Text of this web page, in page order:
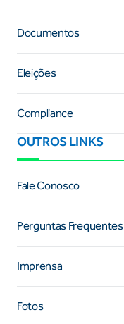
Documentos
Eleições
Compliance
OUTROS LINKS
Fale Conosco
Perguntas Frequentes
Imprensa
Fotos